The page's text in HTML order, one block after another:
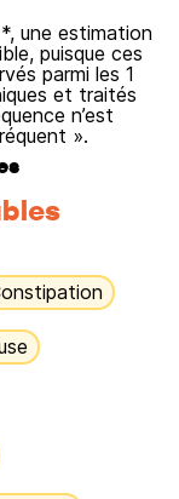
une estimation
puisque ces
parmi les 1
et traités
n’est
».